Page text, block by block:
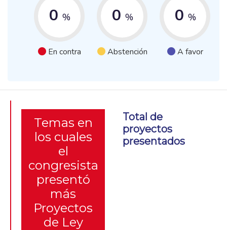
0 %
En contra
0 %
Abstención
0 %
A favor
Temas en
los cuales
el
congresista
presentó
más
Proyectos
de Ley
Total de
proyectos
presentados